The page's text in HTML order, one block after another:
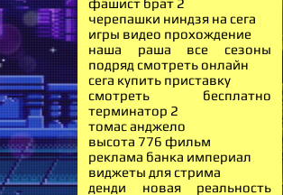
черепашки ниндзя на сега
игры видео прохождение
наша раша все сезоны
подряд смотреть онлайн
сега купить приставку
смотреть бесплатно
терминатор 2
томас анджело
высота 776 фильм
реклама банка империал
виджеты для стрима
денди новая реальность